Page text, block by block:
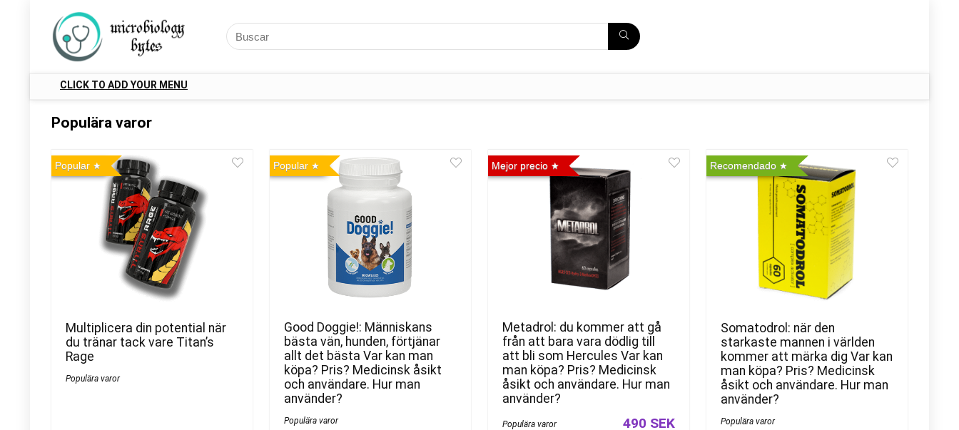
CLICK TO ADD YOUR MENU
Populära varor
Popular
Multiplicera din potential när
du tränar tack vare Titan’s
Rage
Populära varor
Popular
Good Doggie!: Människans
bästa vän, hunden, förtjänar
allt det bästa Var kan man
köpa? Pris? Medicinsk åsikt
och användare. Hur man
använder?
Populära varor
Mejor precio
Metadrol: du kommer att gå
från att bara vara dödlig till
att bli som Hercules Var kan
man köpa? Pris? Medicinsk
åsikt och användare. Hur man
använder?
Populära varor 490 SEK
Recomendado
Somatodrol: när den
starkaste mannen i världen
kommer att märka dig Var kan
man köpa? Pris? Medicinsk
åsikt och användare. Hur man
använder?
Populära varor